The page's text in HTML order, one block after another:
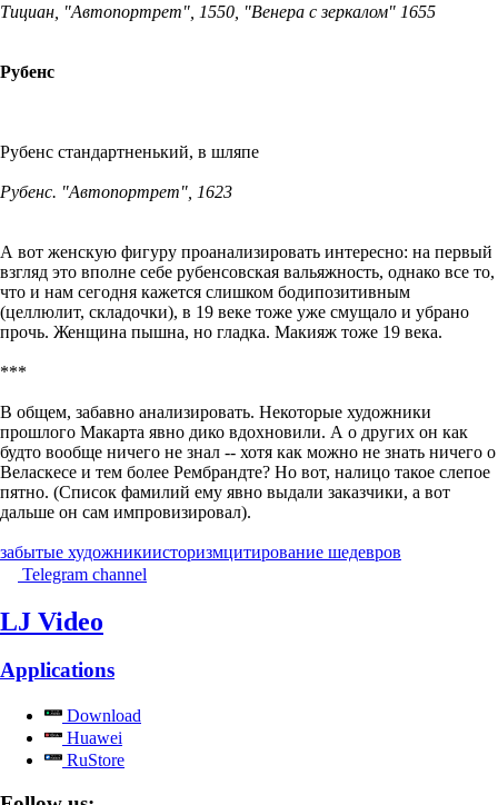
Тициан, "Автопортрет", 1550, "Венера с зеркалом" 1655
Рубенс
Рубенс стандартненький, в шляпе
Рубенс. "Автопортрет", 1623
А вот женскую фигуру проанализировать интересно: на первый
взгляд это вполне себе рубенсовская вальяжность, однако все то,
что и нам сегодня кажется слишком бодипозитивным
(целлюлит, складочки), в 19 веке тоже уже смущало и убрано
прочь. Женщина пышна, но гладка. Макияж тоже 19 века.
***
В общем, забавно анализировать. Некоторые художники
прошлого Макарта явно дико вдохновили. А о других он как
будто вообще ничего не знал -- хотя как можно не знать ничего о
Веласкесе и тем более Рембрандте? Но вот, налицо такое слепое
пятно. (Список фамилий ему явно выдали заказчики, а вот
дальше он сам импровизировал).
забытые художникиисторизмцитирование шедевров
Telegram channel
LJ Video
Applications
Download
Huawei
RuStore